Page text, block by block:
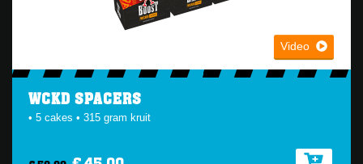
Video
WCKD SPACERS
• 5 cakes • 315 gram kruit